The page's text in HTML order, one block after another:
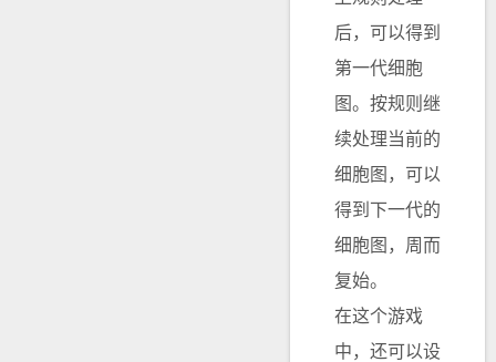
后，可以得到
第一代细胞
图。按规则继
续处理当前的
细胞图，可以
得到下一代的
细胞图，周而
复始。
在这个游戏
中，还可以设